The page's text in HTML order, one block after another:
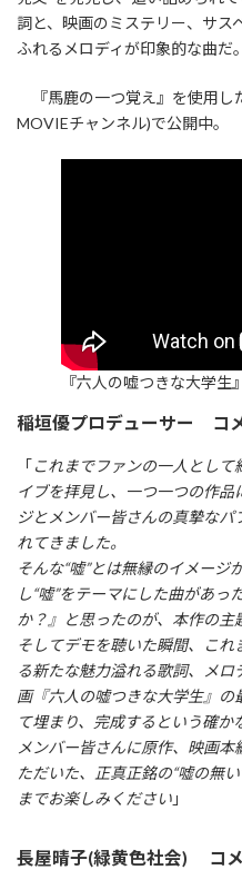
詞と、映画のミステリー、サス
ふれるメロディが印象的な曲だ。
『馬鹿の一つ覚え』を使用し
MOVIEチャンネル)で公開中。
『六人の嘘つきな大学生
稲垣優プロデューサー コ
「これまでファンの一人とし
イブを拝見し、一つ一つの作
ジとメンバー皆さんの真摯な
れてきました。
そんな“嘘”とは無縁のイメージ
し“嘘”をテーマにした曲があっ
か？』と思ったのが、本作の主
そしてデモを聴いた瞬間、こ
る新たな魅力溢れる歌詞、メ
画『六人の嘘つきな大学生』の
て埋まり、完成するという確か
メンバー皆さんに原作、映画
ただいた、正真正銘の“嘘の無
までお楽しみください 」
長屋晴子(緑黄色社会) コ